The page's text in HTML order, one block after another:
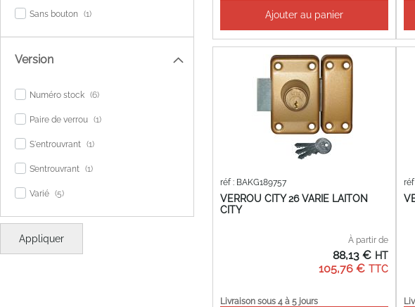
Ajouter au panier
VERROU CITY 26 VARIE LAITON
CITY
réf : BAKG189757
À partir de
105,76 €
88,13 €
Livraison sous 4 à 5 jours
Sans bouton 1item
Version
Numéro stock 6items
Paire de verrou 1item
S'entrouvrant 1item
S’entrouvrant 1item
Varié 5items
Appliquer